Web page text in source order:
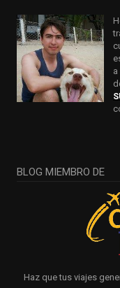
BLOG MIEMBRO DE
Haz que tus viajes